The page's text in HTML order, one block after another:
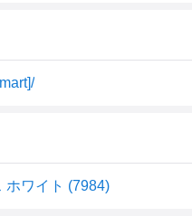
ホワイト (7984)